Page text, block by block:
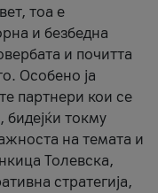
тоа е
и безбедна
и почитта
Особено ја
партнери кои се
бидејќи токму
на темата и
Толевска,
стратегија,